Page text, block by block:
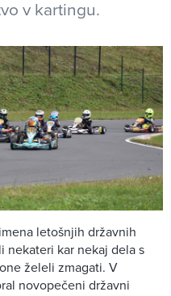
v kartingu.
letošnjih državnih
nekateri kar nekaj dela s
želeli zmagati. V
novopečeni državni